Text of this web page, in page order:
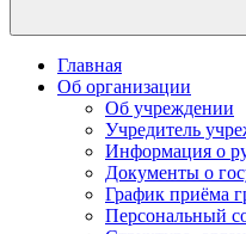
Главная
Об организации
Об учреждении
Учредитель
Информация о
Документы о
График приёма
Персональный